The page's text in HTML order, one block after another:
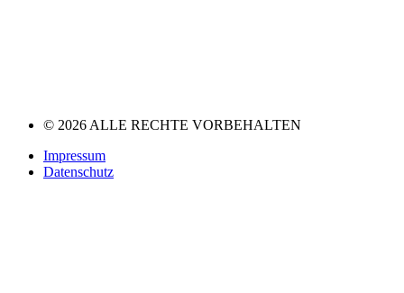
© 2026 ALLE RECHTE VORBEHALTEN
Impressum
Datenschutz